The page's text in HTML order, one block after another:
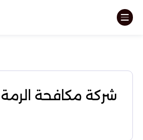
شركة مكافحة